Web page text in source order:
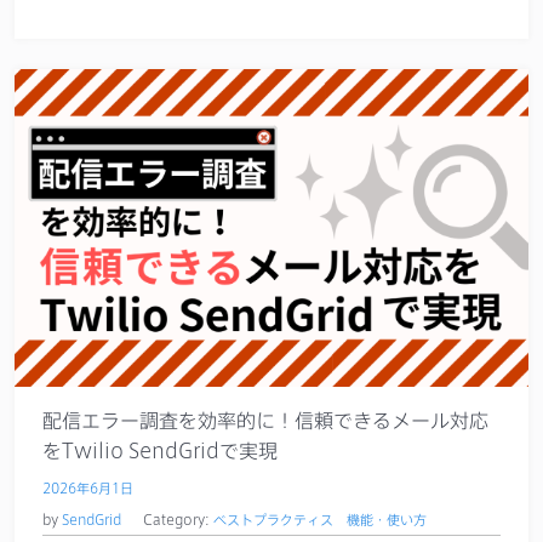
配信エラー調査を効率的に！信頼できるメール対応
をTwilio SendGridで実現
2026年6月1日
by SendGrid Category: ベストプラクティス 機能・使い方